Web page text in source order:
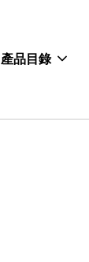
產品目錄